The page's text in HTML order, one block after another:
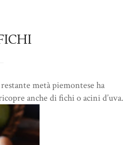
metà piemontese ha
anche di fichi o acini d’uva.